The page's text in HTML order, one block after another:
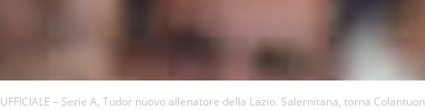
UFFICIALE – Serie A, Tudor nuovo allenatore della Lazio. Salernitana, torna